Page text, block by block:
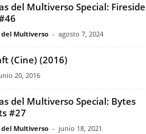
del Multiverso Special: Fireside
del Multiverso - agosto 7, 2024
(Cine) (2016)
20, 2016
del Multiverso Special: Bytes
#27
del Multiverso - junio 18, 2021